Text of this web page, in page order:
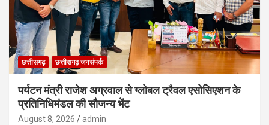
छत्तीसगढ़ छत्तीसगढ़ जनसंपर्क
पर्यटन मंत्री राजेश अग्रवाल से ग्लोबल ट्रैवल एसोसिएशन के
प्रतिनिधिमंडल की सौजन्य भेंट
August 8, 2026 admin